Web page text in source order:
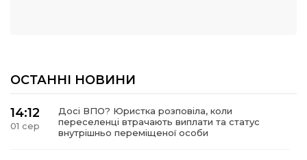
ОСТАННІ НОВИНИ
14:12
01 сер
Досі ВПО? Юристка розповіла, коли
переселенці втрачають виплати та статус
внутрішньо переміщеної особи